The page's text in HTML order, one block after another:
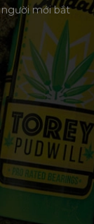
mới bắt